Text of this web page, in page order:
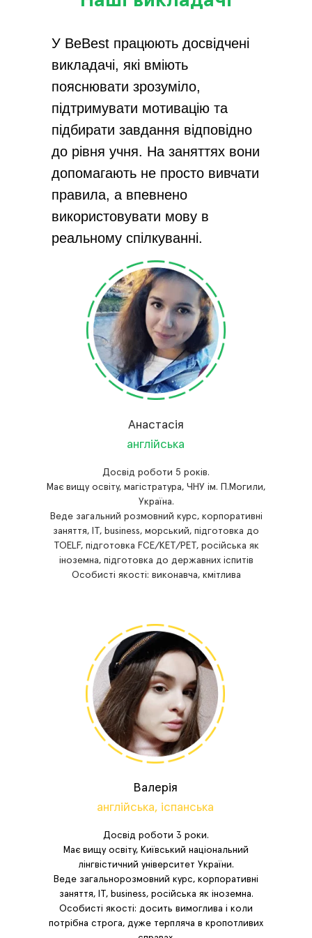
Досвід роботи 5 років.
Має вищу освіту, магістратура, ЧНУ ім. П.Могили,
Україна.
Веде загальний розмовний курс, корпоративні
заняття, IT, business, морський, підготовка до
TOELF, підготовка FCE/KET/PET, російська як
іноземна, підготовка до державних іспитів
Особисті якості: виконавча, кмітлива
Анастасія
англійська
Досвід роботи 3 роки.
Має вищу освіту, Київський національний
лінгвістичний університет України.
Веде загальнорозмовний курс, корпоративні
заняття, IT, business, російська як іноземна.
Особисті якості: досить вимоглива і коли
потрібна строга, дуже терпляча в кропотливих
Валерія
англійська, іспанська
У BeBest працюють досвідчені
викладачі, які вміють
пояснювати зрозуміло,
підтримувати мотивацію та
підбирати завдання відповідно
до рівня учня. На заняттях вони
допомагають не просто вивчати
правила, а впевнено
використовувати мову в
реальному спілкуванні.